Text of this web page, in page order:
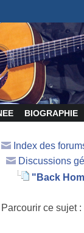
BIOGRAPHIE
Index des
Discussions
"Back
Parcourir ce sujet